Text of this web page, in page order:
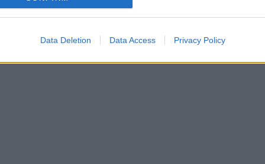
Data Deletion Data Access Privacy Policy